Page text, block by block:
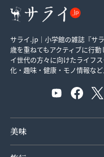
サライ.jp｜小学館の雑誌『サ
歳を重ねてもアクティブに行
イ世代の方々に向けたライフ
化・趣味・健康・モノ情報な
美味